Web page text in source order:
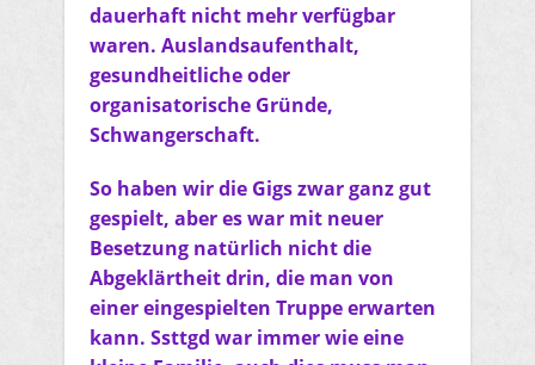
dauerhaft nicht mehr verfügbar
waren. Auslandsaufenthalt,
gesundheitliche oder
organisatorische Gründe,
Schwangerschaft.
So haben wir die Gigs zwar ganz gut
gespielt, aber es war mit neuer
Besetzung natürlich nicht die
Abgeklärtheit drin, die man von
einer eingespielten Truppe erwarten
kann. Ssttgd war immer wie eine